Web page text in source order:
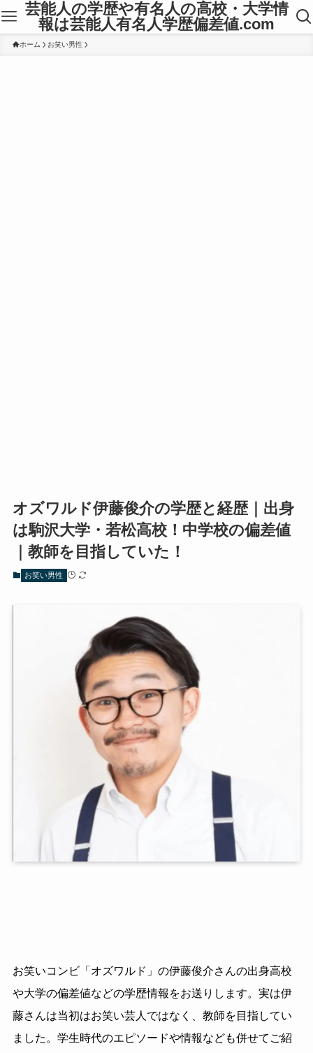
芸能人の学歴や有名人の高校・大学情
報は芸能人有名人学歴偏差値.com
ホーム お笑い男性
オズワルド伊藤俊介の学歴と経歴｜出身
は駒沢大学・若松高校！中学校の偏差値
｜教師を目指していた！
お笑い男性
お笑いコンビ「オズワルド」の伊藤俊介さんの出身高校
や大学の偏差値などの学歴情報をお送りします。実は伊
藤さんは当初はお笑い芸人ではなく、教師を目指してい
ました。学生時代のエピソードや情報なども併せてご紹